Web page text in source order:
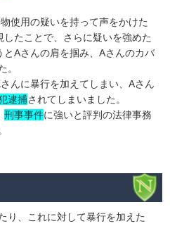
使用の疑いを持って声をかけた
たことで、さらに疑いを強めた
Aさんの肩を掴み、Aさんのカバ
。
んに暴行を加えてしまい、Aさん
逮捕されてしまいました。
刑事事件に強いと評判の法律事務
り、これに対して暴行を加えた